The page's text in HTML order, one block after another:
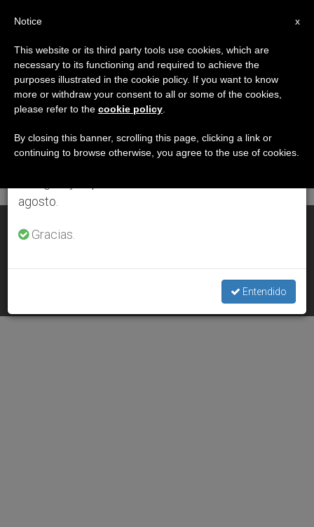
ETIQUETA
Posts Tagged ‘palio’
ÚLTIMAS NOTICIAS
JUL 03, 2012 00:00
×
Aviso importante
Del 27 de julio al 7 de agosto haremos la pausa
anual, aprovechando que en el periodo de verano
se generan menos informaciones y también el
agosto.
Gracias.
Entendido
x
Notice
This website or its third party tools use cookies, which are
necessary to its functioning and required to achieve the
purposes illustrated in the cookie policy. If you want to know
more or withdraw your consent to all or some of the cookies,
please refer to the cookie policy
By closing this banner, scrolling this page, clicking a link or
continuing to browse otherwise, you agree to the use of cookies.